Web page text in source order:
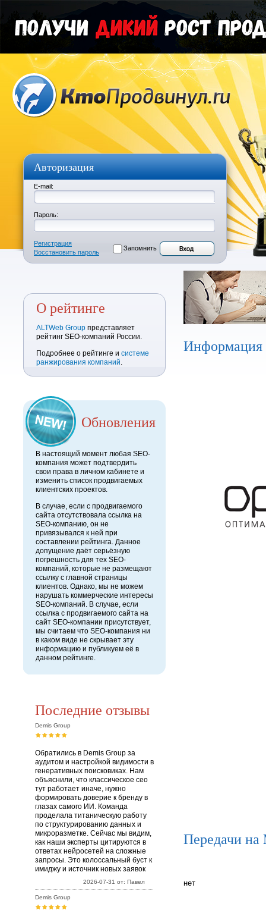
Авторизация
E-mail:
Пароль:
Регистрация
Восстановить пароль
Запомнить
О рейтинге
ALTWeb Group представляет
рейтинг SEO-компаний России.
Подробнее о рейтинге и системе
ранжирования компаний.
Обновления
В настоящий момент любая SEO-
компания может подтвердить
свои права в личном кабинете и
изменить список продвигаемых
клиентских проектов.
В случае, если с продвигаемого
сайта отсутствовала ссылка на
SEO-компанию, он не
привязывался к ней при
составлении рейтинга. Данное
допущение даёт серьёзную
погрешность для тех SEO-
компаний, которые не размещают
ссылку с главной страницы
клиентов. Однако, мы не можем
нарушать коммерческие интересы
SEO-компаний. В случае, если
ссылка с продвигаемого сайта на
сайт SEO-компании присутствует,
мы считаем что SEO-компания ни
в каком виде не скрывает эту
информацию и публикуем её в
данном рейтинге.
Последние отзывы
Demis Group
Обратились в Demis Group за
аудитом и настройкой видимости в
генеративных поисковиках. Нам
объяснили, что классическое сео
тут работает иначе, нужно
формировать доверие к бренду в
глазах самого ИИ. Команда
проделала титаническую работу
по структурированию данных и
микроразметке. Сейчас мы видим,
как наши эксперты цитируются в
ответах нейросетей на сложные
запросы. Это колоссальный буст к
имиджу и источник новых заявок
2026-07-31 от: Павел
Demis Group
Информация
Передачи на
нет